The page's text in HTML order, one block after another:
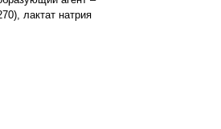
лактат натрия